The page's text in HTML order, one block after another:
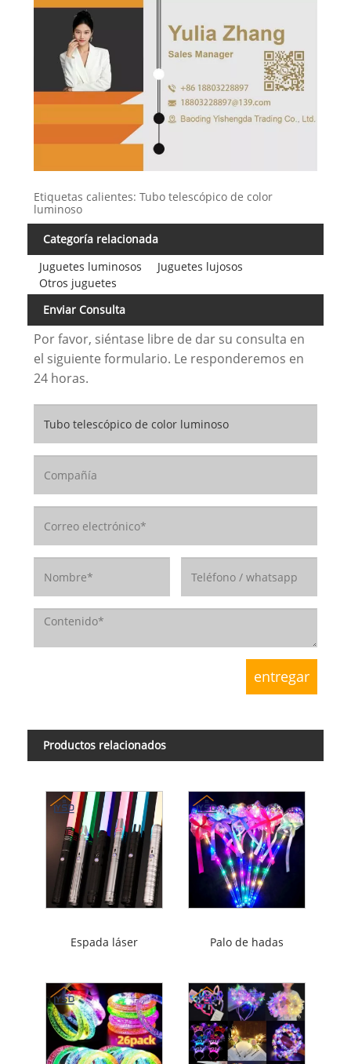
Etiquetas calientes: Tubo telescópico de color
luminoso
Categoría relacionada
Juguetes luminosos
Juguetes lujosos
Otros juguetes
Enviar Consulta
Por favor, siéntase libre de dar su consulta en
el siguiente formulario. Le responderemos en
24 horas.
Productos relacionados
Espada láser Palo de hadas